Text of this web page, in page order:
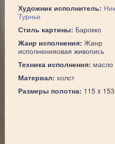
Художник исполнитель:
Турнье
Стиль картины: Барокко
Жанр исполнения: Жанр
исполненияовая живопись
Техника исполнения: масло
Материал: холст
Размеры полотна: 115 x